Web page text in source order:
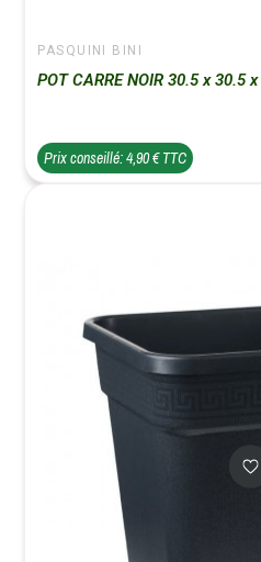
PASQUINI BINI
POT CARRE NOIR 30.5 x 30.5
Prix conseillé: 4,90 € TTC